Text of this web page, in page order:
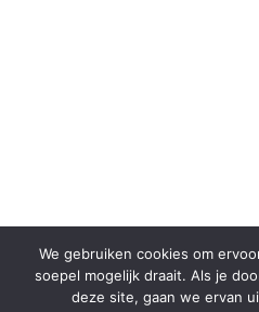
We gebruiken cookies om
soepel mogelijk draait. Als je
deze site, gaan we ervan